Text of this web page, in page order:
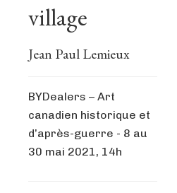
village
Jean Paul Lemieux
BYDealers – Art
canadien historique et
d’après-guerre - 8 au
30 mai 2021, 14h